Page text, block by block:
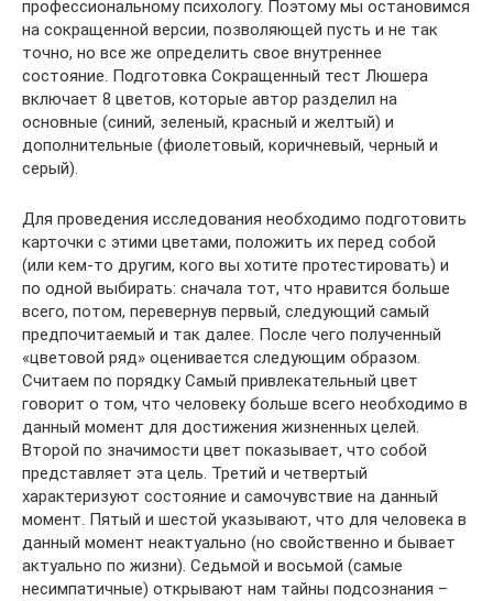
профессиональному психологу. Поэтому мы остановимся
на сокращенной версии, позволяющей пусть и не так
точно, но все же определить свое внутреннее
состояние. Подготовка Сокращенный тест Люшера
включает 8 цветов, которые автор разделил на
основные (синий, зеленый, красный и желтый) и
дополнительные (фиолетовый, коричневый, черный и
серый).
Для проведения исследования необходимо подготовить
карточки с этими цветами, положить их перед собой
(или кем-то другим, кого вы хотите протестировать) и
по одной выбирать: сначала тот, что нравится больше
всего, потом, перевернув первый, следующий самый
предпочитаемый и так далее. После чего полученный
«цветовой ряд» оценивается следующим образом.
Считаем по порядку Самый привлекательный цвет
говорит о том, что человеку больше всего необходимо в
данный момент для достижения жизненных целей.
Второй по значимости цвет показывает, что собой
представляет эта цель. Третий и четвертый
характеризуют состояние и самочувствие на данный
момент. Пятый и шестой указывают, что для человека в
данный момент неактуально (но свойственно и бывает
актуально по жизни). Седьмой и восьмой (самые
несимпатичные) открывают нам тайны подсознания –